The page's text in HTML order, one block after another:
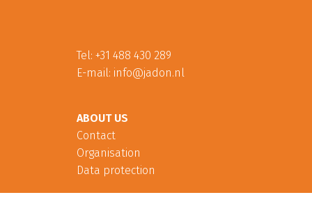
Tel: +31 488 430 289
E-mail: info@jadon.nl
ABOUT US
Contact
Organisation
Data protection